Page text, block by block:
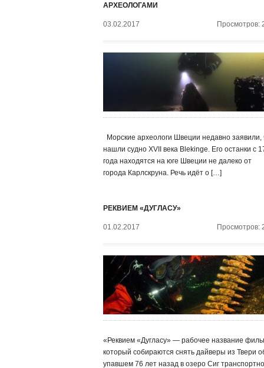
АРХЕОЛОГАМИ
03.02.2017 Просмотров:
Морские археологи Швеции недавно заявили,
нашли судно XVII века Blekinge. Его останки с
года находятся на юге Швеции не далеко от
города Карлскруна. Речь идёт о […]
РЕКВИЕМ «ДУГЛАСУ»
01.02.2017 Просмотров:
«Реквием «Дугласу» — рабочее название
который собираются снять дайверы из Твери
упавшем 76 лет назад в озеро Сиг